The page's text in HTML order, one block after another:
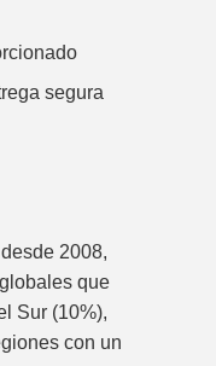
segura
2008,
que
Sur (10%),
con un